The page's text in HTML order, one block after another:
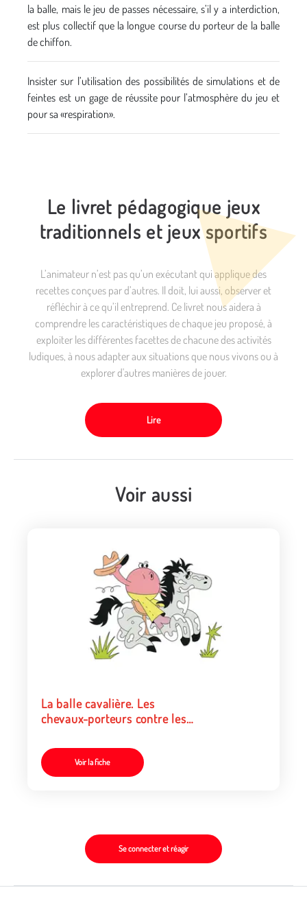
la balle, mais le jeu de passes nécessaire, s’il y a interdiction,
est plus collectif que la longue course du porteur de la balle
de chiffon.
Insister sur l’utilisation des possibilités de simulations et de
feintes est un gage de réussite pour l’atmosphère du jeu et
pour sa «respiration».
Le livret pédagogique jeux
traditionnels et jeux sportifs
L’animateur n’est pas qu’un exécutant qui applique des
recettes conçues par d’autres. Il doit, lui aussi, observer et
réfléchir à ce qu’il entreprend. Ce livret nous aidera à
comprendre les caractéristiques de chaque jeu proposé, à
exploiter les différentes facettes de chacune des activités
ludiques, à nous adapter aux situations que nous vivons ou à
explorer d'autres manières de jouer.
Lire
Voir aussi
La balle cavalière. Les
chevaux-porteurs contre les
Voir la fiche
Se connecter et réagir